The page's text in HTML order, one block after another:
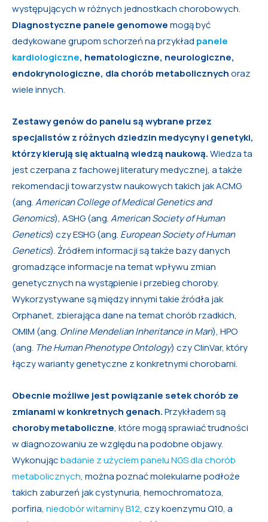
występujących w różnych jednostkach chorobowych.
Diagnostyczne panele genomowemogą być
dedykowane grupom schorzeń na przykład panele
kardiologiczne, hematologiczne, neurologiczne,
endokrynologiczne, dla chorób metabolicznychoraz
wiele innych.
Zestawy genów do panelu są wybrane przez
specjalistów z różnych dziedzin medycyny i genetyki,
którzy kierują się aktualną wiedzą naukową.Wiedza ta
jest czerpana z fachowej literatury medycznej, a także
rekomendacji towarzystw naukowych takich jak ACMG
(ang.American College of Medical Genetics and
Genomics), ASHG (ang.American Society of Human
Genetics) czy ESHG (ang. European Society of Human
Genetics). Źródłem informacji są także bazy danych
gromadzące informacje na temat wpływu zmian
genetycznych na wystąpienie i przebieg choroby.
Wykorzystywane są między innymi takie źródła jak
Orphanet, zbierająca dane na temat chorób rzadkich,
OMIM (ang. Online Mendelian Inheritance in Man), HPO
(ang. The Human Phenotype Ontology) czy ClinVar, który
łączy warianty genetyczne z konkretnymi chorobami.
Obecnie możliwe jest powiązanie setek chorób ze
zmianami w konkretnych genach.Przykładem są
choroby metaboliczne, które mogą sprawiać trudności
w diagnozowaniu ze względu na podobne objawy.
Wykonującbadanie z użyciem panelu NGS dla chorób
metabolicznych, można poznać molekularne podłoże
takich zaburzeń jak cystynuria, hemochromatoza,
porfiria, niedobór witaminy B12, czy koenzymu Q10, a